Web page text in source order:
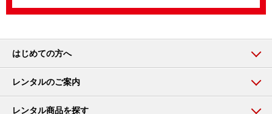
はじめての方へ
レンタルのご案内
レンタル商品を探す